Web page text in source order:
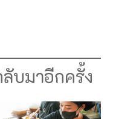
บมาอีกครั้ง